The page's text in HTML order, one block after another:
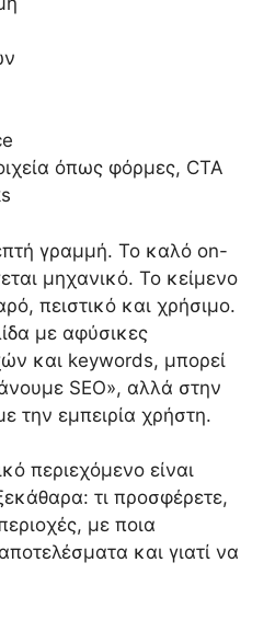
όπως φόρμες, CTA
γραμμή. Το καλό on-
μηχανικό. Το κείμενο
πειστικό και χρήσιμο.
με αφύσικες
και keywords, μπορεί
SEO», αλλά στην
την εμπειρία χρήστη.
περιεχόμενο είναι
τι προσφέρετε,
με ποια
και γιατί να